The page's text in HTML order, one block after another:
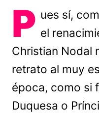
P ues sí,
el
Christian Nodal
retrato al muy
época, como si
Duquesa o